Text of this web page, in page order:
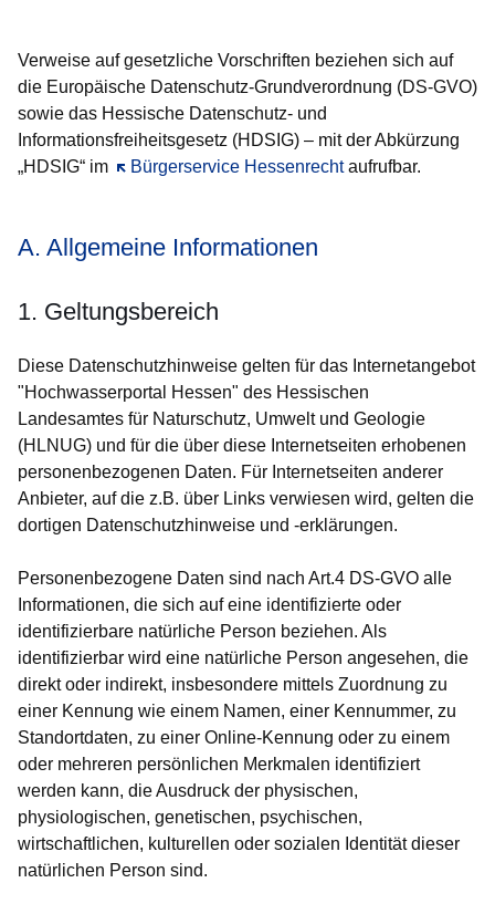
Verweise auf gesetzliche Vorschriften beziehen sich auf
die Europäische Datenschutz-Grundverordnung (DS-GVO)
sowie das Hessische Datenschutz- und
Informationsfreiheitsgesetz (HDSIG) – mit der Abkürzung
„HDSIG“ im
Bürgerservice Hessenrecht
Öffnet sich in einem neuen Fenster
aufrufbar.
A. Allgemeine Informationen
1. Geltungsbereich
Diese Datenschutzhinweise gelten für das Internetangebot
"Hochwasserportal Hessen" des Hessischen
Landesamtes für Naturschutz, Umwelt und Geologie
(HLNUG) und für die über diese Internetseiten erhobenen
personenbezogenen Daten. Für Internetseiten anderer
Anbieter, auf die z.B. über Links verwiesen wird, gelten die
dortigen Datenschutzhinweise und -erklärungen.
Personenbezogene Daten sind nach Art.4 DS-GVO alle
Informationen, die sich auf eine identifizierte oder
identifizierbare natürliche Person beziehen. Als
identifizierbar wird eine natürliche Person angesehen, die
direkt oder indirekt, insbesondere mittels Zuordnung zu
einer Kennung wie einem Namen, einer Kennummer, zu
Standortdaten, zu einer Online-Kennung oder zu einem
oder mehreren persönlichen Merkmalen identifiziert
werden kann, die Ausdruck der physischen,
physiologischen, genetischen, psychischen,
wirtschaftlichen, kulturellen oder sozialen Identität dieser
natürlichen Person sind.